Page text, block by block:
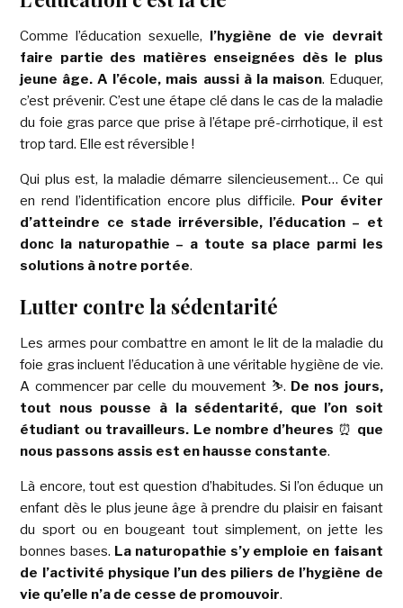
Comme l’éducation sexuelle,
l’hygiène de vie devrait
faire partie des matières enseignées dès le plus
jeune âge. A l’école, mais aussi à la maison. Eduquer,
c’est prévenir. C’est une étape clé dans le cas de la maladie
du foie gras parce que prise à l’étape pré-cirrhotique, il est
trop tard. Elle est réversible !
Qui plus est, la maladie démarre silencieusement… Ce qui
en rend l’identification encore plus difficile.
Pour éviter
d’atteindre ce stade irréversible, l’éducation – et
donc la naturopathie – a toute sa place parmi les
solutions à notre portée.
Lutter contre la sédentarité
Les armes pour combattre en amont le lit de la maladie du
foie gras incluent l’éducation à une véritable hygiène de vie.
A commencer par celle du mouvement ⛷. De nos jours,
tout nous pousse à la sédentarité, que l’on soit
étudiant ou travailleurs. Le nombre d’heures ⏰ que
nous passons assis est en hausse constante.
Là encore, tout est question d’habitudes. Si l’on éduque un
enfant dès le plus jeune âge à prendre du plaisir en faisant
du sport ou en bougeant tout simplement, on jette les
bonnes bases. La naturopathie s’y emploie en faisant
de l’activité physique l’un des piliers de l’hygiène de
vie qu’elle n’a de cesse de promouvoir.